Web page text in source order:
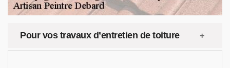
Pour vos travaux d’entretien de toiture